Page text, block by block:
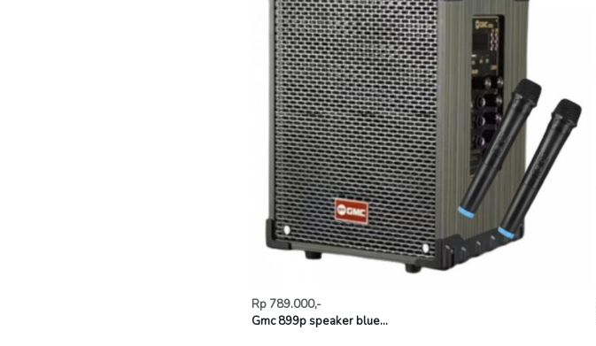
Rp 789.000,-
Gmc 899p speaker blue...